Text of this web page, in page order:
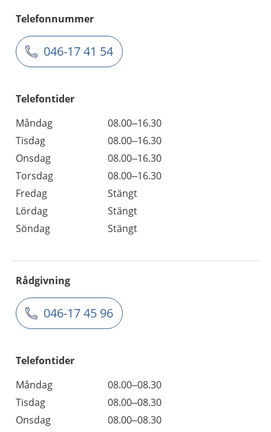
Telefonnummer
046-17 41 54
Telefontider
Måndag
08.00–16.30
Tisdag
08.00–16.30
Onsdag
08.00–16.30
Torsdag
08.00–16.30
Fredag
Stängt
Lördag
Stängt
Söndag
Stängt
Rådgivning
046-17 45 96
Telefontider
Måndag
08.00–08.30
Tisdag
08.00–08.30
Onsdag
08.00–08.30